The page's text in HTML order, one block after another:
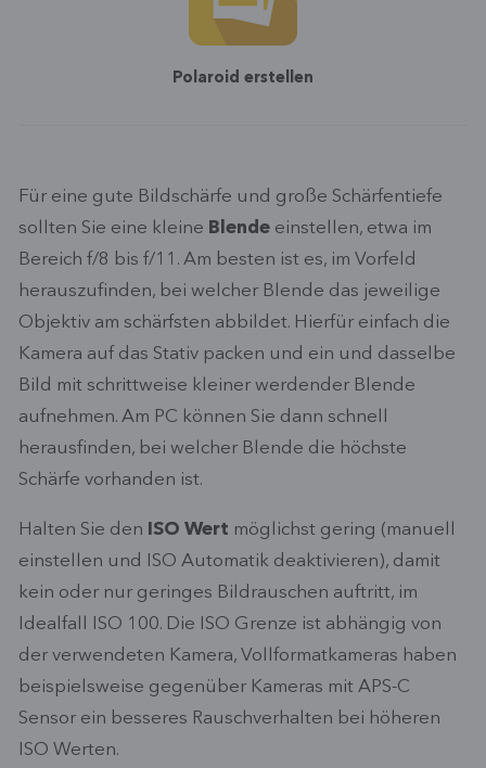
Polaroid erstellen
Für eine gute Bildschärfe und große Schärfentiefe
sollten Sie eine kleine Blende einstellen, etwa im
Bereich f/8 bis f/11. Am besten ist es, im Vorfeld
herauszufinden, bei welcher Blende das jeweilige
Objektiv am schärfsten abbildet. Hierfür einfach die
Kamera auf das Stativ packen und ein und dasselbe
Bild mit schrittweise kleiner werdender Blende
aufnehmen. Am PC können Sie dann schnell
herausfinden, bei welcher Blende die höchste
Schärfe vorhanden ist.
Halten Sie den ISO Wert möglichst gering (manuell
einstellen und ISO Automatik deaktivieren), damit
kein oder nur geringes Bildrauschen auftritt, im
Idealfall ISO 100. Die ISO Grenze ist abhängig von
der verwendeten Kamera, Vollformatkameras haben
beispielsweise gegenüber Kameras mit APS-C
Sensor ein besseres Rauschverhalten bei höheren
ISO Werten.